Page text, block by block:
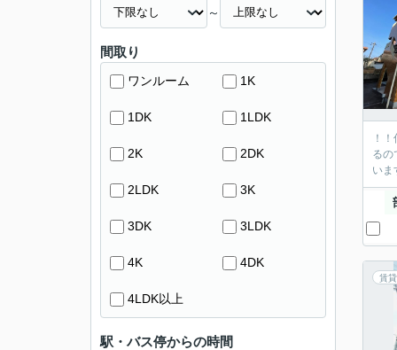
！
るの
いま
賃
～
間取り
ワンルーム 1K
1DK 1LDK
2K 2DK
2LDK 3K
3DK 3LDK
4K 4DK
4LDK以上
駅・バス停からの時間